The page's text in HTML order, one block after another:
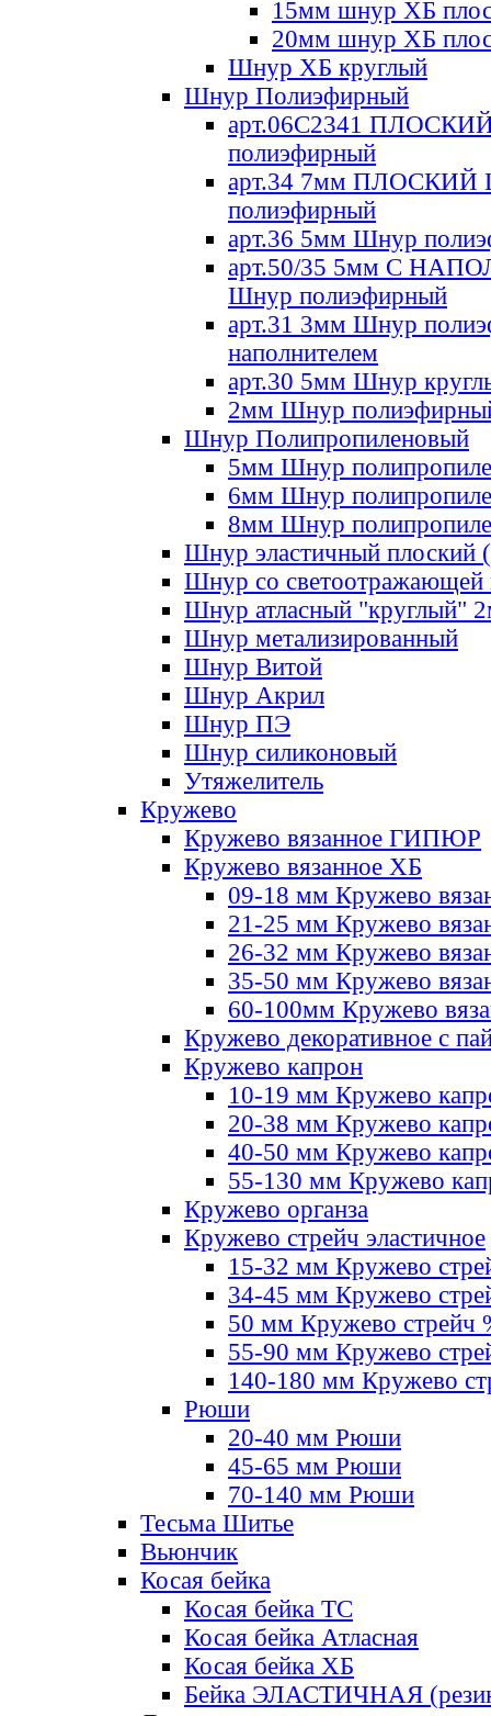
15мм шнур ХБ
20мм шнур ХБ
Шнур ХБ круглый
Шнур Полиэфирный
арт.06С2341
полиэфирный
арт.34 7мм ПЛОСКИЙ
полиэфирный
арт.36 5мм Шнур
арт.50/35 5мм С
Шнур полиэфирный
арт.31 3мм Шнур
наполнителем
арт.30 5мм Шнур
2мм Шнур
Шнур Полипропиленовый
5мм Шнур
6мм Шнур
8мм Шнур
Шнур эластичный плоский
Шнур со светоотражающей
Шнур атласный "круглый"
Шнур метализированный
Шнур Витой
Шнур Акрил
Шнур ПЭ
Шнур силиконовый
Утяжелитель
Кружево
Кружево вязанное ГИПЮР
Кружево вязанное ХБ
09-18 мм Кружево
21-25 мм Кружево
26-32 мм Кружево
35-50 мм Кружево
60-100мм Кружево
Кружево декоративное с
Кружево капрон
10-19 мм Кружево
20-38 мм Кружево
40-50 мм Кружево
55-130 мм Кружево
Кружево органза
Кружево стрейч эластичное
15-32 мм Кружево
34-45 мм Кружево
50 мм Кружево стрейч
55-90 мм Кружево
140-180 мм Кружево
Рюши
20-40 мм Рюши
45-65 мм Рюши
70-140 мм Рюши
Тесьма Шитье
Вьюнчик
Косая бейка
Косая бейка ТС
Косая бейка Атласная
Косая бейка ХБ
Бейка ЭЛАСТИЧНАЯ